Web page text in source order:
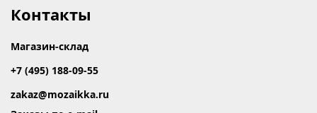
Контакты
Магазин-склад
+7 (495) 188-09-55
zakaz@mozaikka.ru